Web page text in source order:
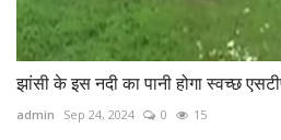
झांसी के इस नदी का पानी होगा स्वच्छ
admin Sep 24, 2024 0 15